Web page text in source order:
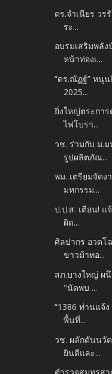
ดร.จำเนียร ว
ระ...
อบรมเสริมพลั
หน้าท่องเ...
“ดร.ณัฏฐ์” หนุ
2025...
ยิ่งใหญ่ตระกา
ไฟโบรา...
วช. ร่วมกับ ม.
รูปผลิตภัณ...
พม. เตรียมจัดง
มหกรรม...
ป.ป.ส. เตือน! แ
ผิด...
ศิลปากร อวดโ
ขาวม้าทอ...
สภ.บางใหญ่ ผ
"นัดพบ ...
“1386 ท่านแจ้
พื้นที่...
วช. ผลักดันนวั
ยินดีและ...